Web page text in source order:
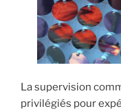
La supervision
privilégiés pour